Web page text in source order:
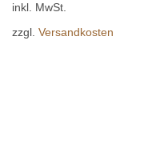
Produkt
mehrere
inkl. MwSt.
zzgl. Versandkosten